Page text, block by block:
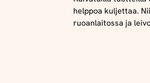
helppoa kuljettaa.
ruoanlaitossa ja